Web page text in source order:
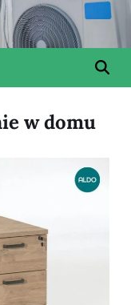
w domu